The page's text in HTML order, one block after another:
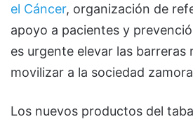
el Cáncer, organización de
apoyo a pacientes y
es urgente elevar las barreras
movilizar a la sociedad
Los nuevos productos del